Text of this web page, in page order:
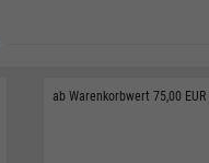
ab Warenkorbwert 75,00 EUR